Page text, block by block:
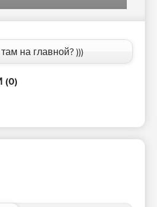
на главной? )))
(0)